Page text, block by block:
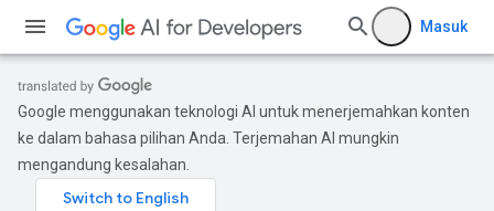
Masuk
Google menggunakan teknologi AI untuk menerjemahkan konten
ke dalam bahasa pilihan Anda. Terjemahan AI mungkin
mengandung kesalahan.